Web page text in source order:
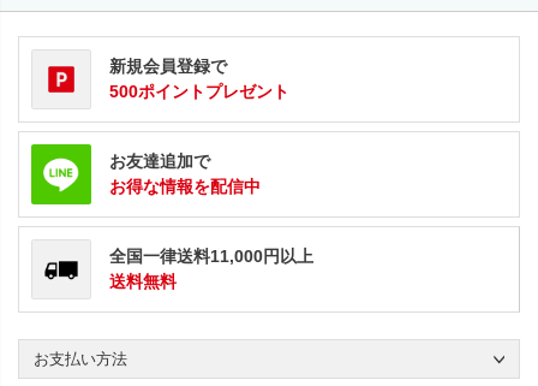
新規会員登録で
500ポイントプレゼント
お友達追加で
お得な情報を配信中
全国一律送料11,000円以上
送料無料
お支払い方法